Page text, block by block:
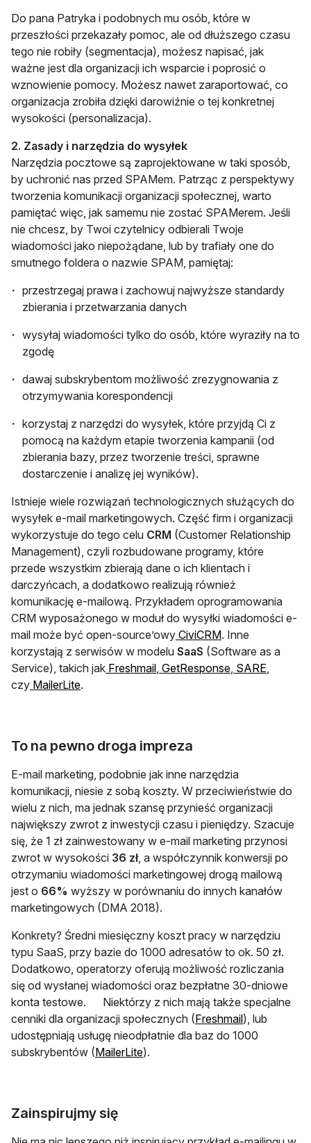
Do pana Patryka i podobnych mu osób, które w
przeszłości przekazały pomoc, ale od dłuższego czasu
tego nie robiły (segmentacja), możesz napisać, jak
ważne jest dla organizacji ich wsparcie i poprosić o
wznowienie pomocy. Możesz nawet zaraportować, co
organizacja zrobiła dzięki darowiźnie o tej konkretnej
wysokości (personalizacja).
2. Zasady i narzędzia do wysyłek
Narzędzia pocztowe są zaprojektowane w taki sposób,
by uchronić nas przed SPAMem. Patrząc z perspektywy
tworzenia komunikacji organizacji społecznej, warto
pamiętać więc, jak samemu nie zostać SPAMerem. Jeśli
nie chcesz, by Twoi czytelnicy odbierali Twoje
wiadomości jako niepożądane, lub by trafiały one do
smutnego foldera o nazwie SPAM, pamiętaj:
przestrzegaj prawa i zachowuj najwyższe standardy
zbierania i przetwarzania danych
wysyłaj wiadomości tylko do osób, które wyraziły na to
zgodę
dawaj subskrybentom możliwość zrezygnowania z
otrzymywania korespondencji
korzystaj z narzędzi do wysyłek, które przyjdą Ci z
pomocą na każdym etapie tworzenia kampanii (od
zbierania bazy, przez tworzenie treści, sprawne
dostarczenie i analizę jej wyników).
Istnieje wiele rozwiązań technologicznych służących do
wysyłek e-mail marketingowych. Część firm i organizacji
wykorzystuje do tego celu CRM (Customer Relationship
Management), czyli rozbudowane programy, które
przede wszystkim zbierają dane o ich klientach i
darczyńcach, a dodatkowo realizują również
komunikację e-mailową. Przykładem oprogramowania
CRM wyposażonego w moduł do wysyłki wiadomości e-
mail może być open-source’owy CiviCRMotwiera się w
. Inne
korzystają z serwisów w modelu SaaS (Software as a
Service), takich jak Freshmailotwiera się w nowej karcie
GetResponseotwiera się w
SARE
czy MailerLiteotwiera się w nowej karcie
.
To na pewno droga impreza
E-mail marketing, podobnie jak inne narzędzia
komunikacji, niesie z sobą koszty. W przeciwieństwie do
wielu z nich, ma jednak szansę przynieść organizacji
największy zwrot z inwestycji czasu i pieniędzy. Szacuje
się, że 1 zł zainwestowany w e-mail marketing przynosi
zwrot w wysokości 36 zł, a współczynnik konwersji po
otrzymaniu wiadomości marketingowej drogą mailową
jest o 66% wyższy w porównaniu do innych kanałów
marketingowych (DMA 2018).
Konkrety? Średni miesięczny koszt pracy w narzędziu
typu SaaS, przy bazie do 1000 adresatów to ok. 50 zł.
Dodatkowo, operatorzy oferują możliwość rozliczania
się od wysłanej wiadomości oraz bezpłatne 30-dniowe
konta testowe. Niektórzy z nich mają także specjalne
cenniki dla organizacji społecznych (Freshmailotwiera się
), lub
udostępniają usługę nieodpłatnie dla baz do 1000
subskrybentów (MailerLiteotwiera się w nowej karcie
).
Zainspirujmy się